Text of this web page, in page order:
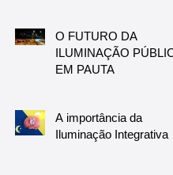
O FUTURO DA
ILUMINAÇÃO
EM PAUTA
A importância da
Iluminação Integrativa